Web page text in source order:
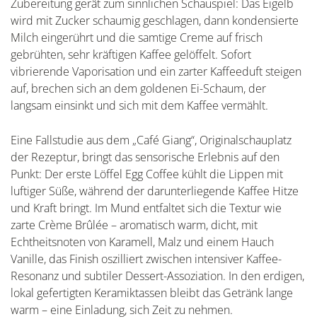
Zubereitung gerät zum sinnlichen Schauspiel: Das Eigelb
wird mit Zucker schaumig geschlagen, dann kondensierte
Milch eingerührt und die samtige Creme auf frisch
gebrühten, sehr kräftigen Kaffee gelöffelt. Sofort
vibrierende Vaporisation und ein zarter Kaffeeduft steigen
auf, brechen sich an dem goldenen Ei-Schaum, der
langsam einsinkt und sich mit dem Kaffee vermählt.
Eine Fallstudie aus dem „Café Giang“, Originalschauplatz
der Rezeptur, bringt das sensorische Erlebnis auf den
Punkt: Der erste Löffel Egg Coffee kühlt die Lippen mit
luftiger Süße, während der darunterliegende Kaffee Hitze
und Kraft bringt. Im Mund entfaltet sich die Textur wie
zarte Crème Brûlée – aromatisch warm, dicht, mit
Echtheitsnoten von Karamell, Malz und einem Hauch
Vanille, das Finish oszilliert zwischen intensiver Kaffee-
Resonanz und subtiler Dessert-Assoziation. In den erdigen,
lokal gefertigten Keramiktassen bleibt das Getränk lange
warm – eine Einladung, sich Zeit zu nehmen.